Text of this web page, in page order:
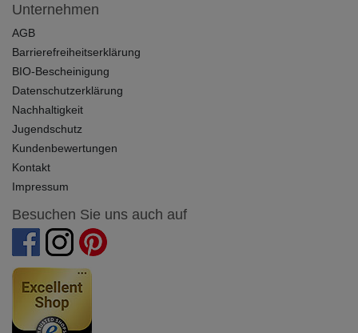
Unternehmen
AGB
Barrierefreiheitserklärung
BIO-Bescheinigung
Datenschutzerklärung
Nachhaltigkeit
Jugendschutz
Kundenbewertungen
Kontakt
Impressum
Besuchen Sie uns auch auf